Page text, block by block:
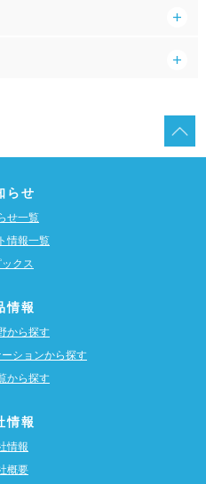
らせ
せ一覧
情報一覧
ックス
情報
から探す
ションから探す
から探す
情報
情報
概要